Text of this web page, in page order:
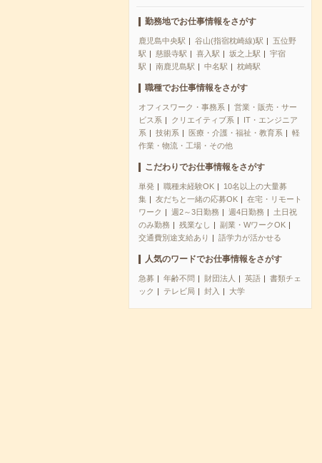
勤務地でお仕事情報をさがす
鹿児島中央駅 谷山(指宿枕崎線)駅
五位野
駅
慈眼寺駅 喜入駅 坂之上駅
宇宿
駅
南鹿児島駅 中名駅 枕崎駅
職種でお仕事情報をさがす
オフィスワーク・事務系
営業・販売・サー
ビス系
クリエイティブ系
IT・エンジニア
系
技術系 医療・介護・福祉・教育系
軽
作業・物流・工場・その他
こだわりでお仕事情報をさがす
単発 職種未経験OK
10名以上の大量募
集
友だちと一緒の応募OK
在宅・リモート
ワーク
週2～3日勤務 週4日勤務
土日祝
のみ勤務
残業なし
副業・WワークOK
交通費別途支給あり
語学力が活かせる
人気のワードでお仕事情報をさがす
急募 年齢不問 財団法人 英語
書類チェ
ック
テレビ局 封入 大学